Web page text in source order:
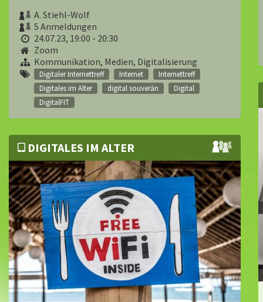
A. Stiehl-Wolf
5 Anmeldungen
24.07.23, 19:00 - 20:30
Zoom
Kommunikation, Medien, Digitalisierung
Digitaler Internettreff Internet
Internettreff
Digitales im Alter
digital souverän
Digital
DigitalFIT
DIGITALES IM ALTER